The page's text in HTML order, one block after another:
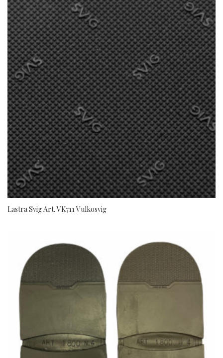
Lastra Svig Art. VK711 Vulkosvig